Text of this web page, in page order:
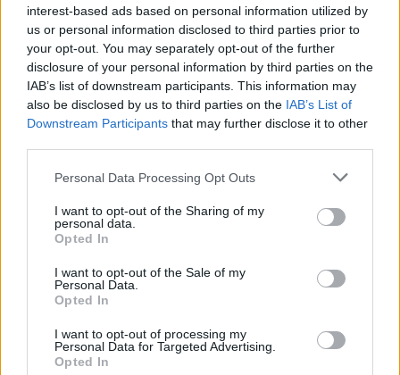
interest-based ads based on personal information utilized by
us or personal information disclosed to third parties prior to
your opt-out. You may separately opt-out of the further
disclosure of your personal information by third parties on the
IAB’s list of downstream participants. This information may
also be disclosed by us to third parties on the IAB’s List of
Downstream Participants that may further disclose it to other
Personal Data Processing Opt Outs
I want to opt-out of the Sharing of my
personal data.
Opted In
I want to opt-out of the Sale of my
Personal Data.
Opted In
I want to opt-out of processing my
Personal Data for Targeted Advertising.
Opted In
05/08/26|17:58
Στην εξαγορά του 75% των
ΗΛΕΚΤΩΡ - THALIS προχωρά ο
Όμιλος AKTOR, στο πλαίσιο
στρατηγικής συνεργασίας με τη
MOTOR OIL
05/08/26|17:52
Η BIOKOSMOS ανακαίνισε και
το γήπεδο μπάσκετ στον
έκθεση Women’s Week το
ευρωπαϊκό έργο GRANDIS